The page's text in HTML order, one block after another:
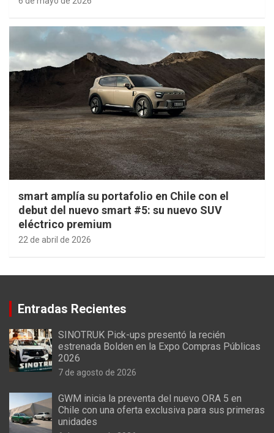
smart amplía su portafolio en Chile con el
debut del nuevo smart #5: su nuevo SUV
eléctrico premium
22 de abril de 2026
Entradas Recientes
SINOTRUK Pick-ups presentó la recién
estrenada Bolden en la Expo Compras Públicas
2026
7 de agosto de 2026
GWM inicia la preventa del nuevo ORA 5 en
Chile con una oferta exclusiva para sus primeras
unidades